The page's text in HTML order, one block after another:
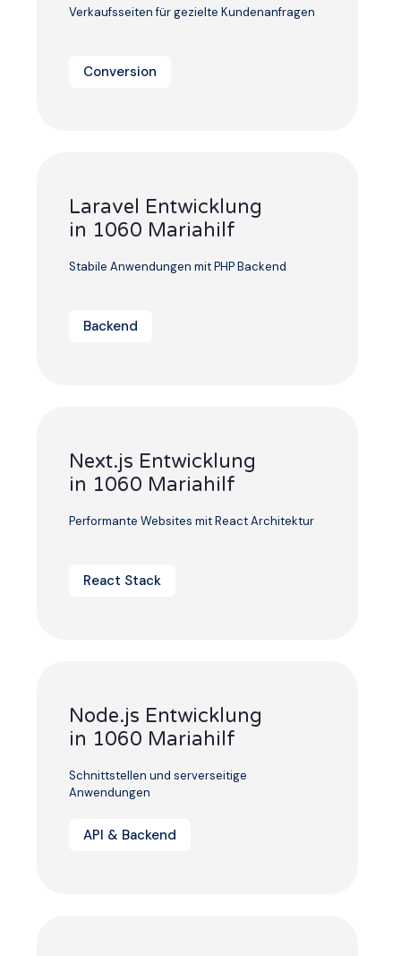
Verkaufsseiten für gezielte Kundenanfragen
Conversion
Laravel Entwicklung
in 1060 Mariahilf
Stabile Anwendungen mit PHP Backend
Backend
Next.js Entwicklung
in 1060 Mariahilf
Performante Websites mit React Architektur
React Stack
Node.js Entwicklung
in 1060 Mariahilf
Schnittstellen und serverseitige
Anwendungen
API & Backend